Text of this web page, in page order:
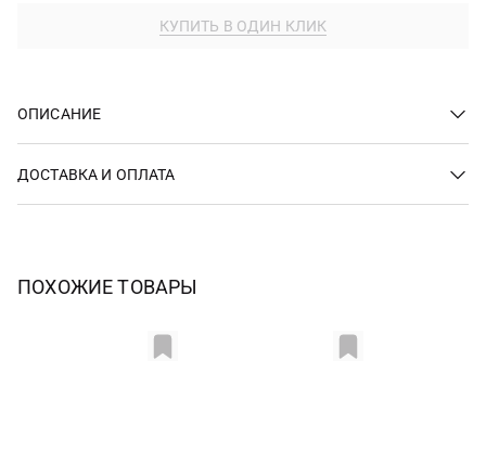
КУПИТЬ В ОДИН КЛИК
ОПИСАНИЕ
ДОСТАВКА И ОПЛАТА
ПОХОЖИЕ ТОВАРЫ